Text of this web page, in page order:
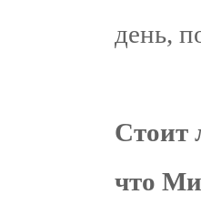
день,
Стоит
что